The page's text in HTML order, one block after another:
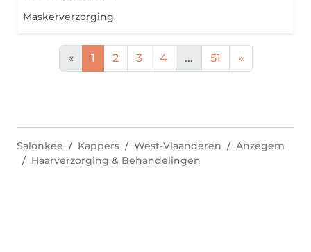
Maskerverzorging
« 1 2 3 4 ... 51 »
Salonkee Kappers West-Vlaanderen
Anzegem
Haarverzorging & Behandelingen